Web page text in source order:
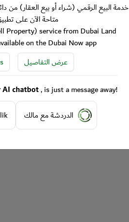
خدمة البيع الرقمي (شراء أو بيع العقار) من
متاحة الآن على
Property) service from Dubai Land
on the Dubai Now app
عرض التفاصيل
AI chatbot, is just a message away!
الدردشة مع مالك